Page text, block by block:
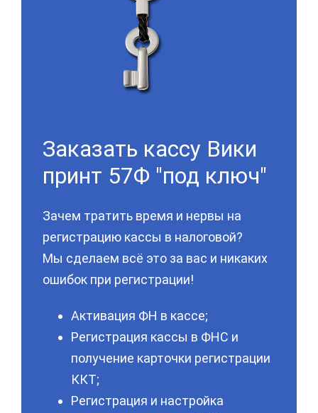
Заказать кассу Вики
принт 57Ф "под ключ"
Зачем тратить время и нервы на
регистрацию кассы в налоговой?
Мы сделаем всё это за вас и никаких
ошибок при регистрации!
Активация ФН в кассе;
Регистрация кассы в ФНС и
получение карточки регистрации
ККТ;
Регистрация и настройка